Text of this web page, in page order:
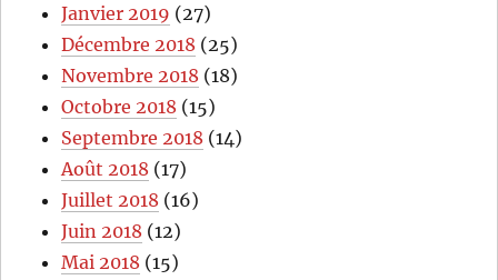
Janvier 2019 (27)
Décembre 2018 (25)
Novembre 2018 (18)
Octobre 2018 (15)
Septembre 2018 (14)
Août 2018 (17)
Juillet 2018 (16)
Juin 2018 (12)
Mai 2018 (15)